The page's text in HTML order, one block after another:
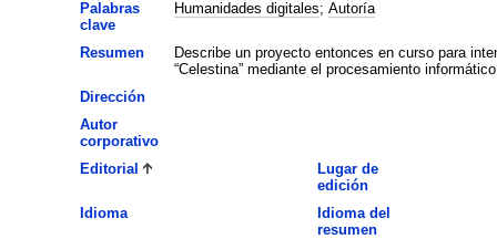
Palabras
clave
Humanidades digitales; Autoría
Resumen
Describe un proyecto entonces en curso para
“Celestina” mediante el procesamiento
Dirección
Autor
corporativo
Editorial
Lugar de
edición
Idioma
Idioma del
resumen